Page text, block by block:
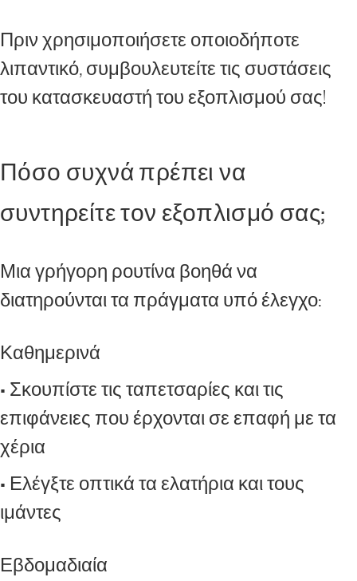
Πριν χρησιμοποιήσετε οποιοδήποτε
λιπαντικό, συμβουλευτείτε τις συστάσεις
του κατασκευαστή του εξοπλισμού σας!
Πόσο συχνά πρέπει να
συντηρείτε τον εξοπλισμό σας;
Μια γρήγορη ρουτίνα βοηθά να
διατηρούνται τα πράγματα υπό έλεγχο:
Καθημερινά
• Σκουπίστε τις ταπετσαρίες και τις
επιφάνειες που έρχονται σε επαφή με τα
χέρια
• Ελέγξτε οπτικά τα ελατήρια και τους
ιμάντες
Εβδομαδιαία